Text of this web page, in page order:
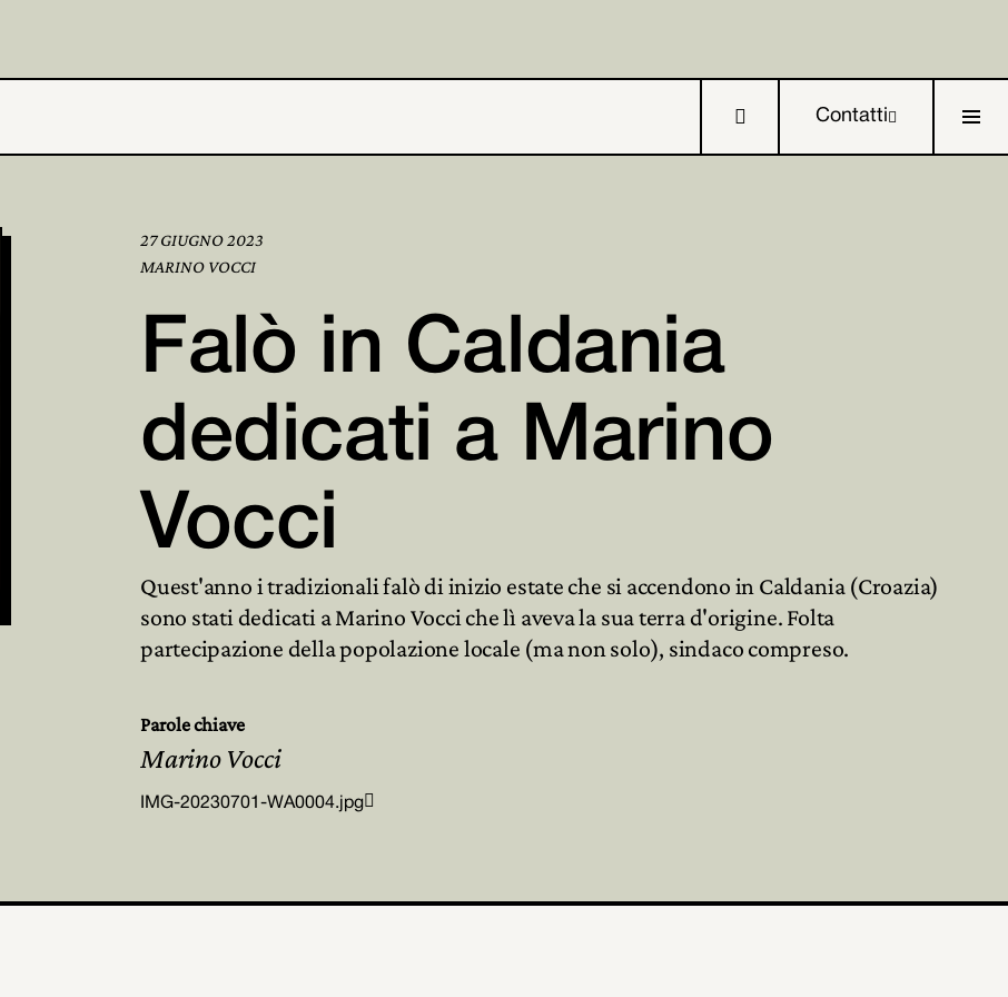
 Contatti
27 GIUGNO 2023
MARINO VOCCI
Falò in Caldania
dedicati a Marino
Vocci
Quest'anno i tradizionali falò di inizio estate che si accendono in Caldania (Croazia)
sono stati dedicati a Marino Vocci che lì aveva la sua terra d'origine. Folta
partecipazione della popolazione locale (ma non solo), sindaco compreso.
Parole chiave
Marino Vocci
IMG-20230701-WA0004.jpg